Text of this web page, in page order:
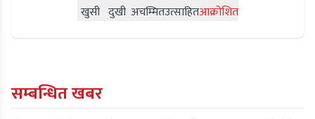
खुसी दुखी अचम्मितउत्साहितआक्रोशित
सम्बन्धित खबर